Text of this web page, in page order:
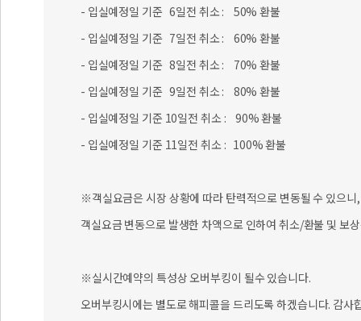
- 입실예정일 기준 6일전 취소 : 50% 환불
- 입실예정일 기준 7일전 취소 : 60% 환불
- 입실예정일 기준 8일전 취소 : 70% 환불
- 입실예정일 기준 9일전 취소 : 80% 환불
- 입실예정일 기준 10일전 취소 : 90% 환불
- 입실예정일 기준 11일전 취소 : 100% 환불
※객실요금은 시장 상황에 따라 탄력적으로 변동될 수 있으
객실요금 변동으로 발생한 차액으로 인하여 취소/환불 및 보
※실시간예약의 특성상 오버부킹이 될수 있습니다.
오버부킹시에는 별도로 해피콜을 드리도록 하겠습니다. 감사